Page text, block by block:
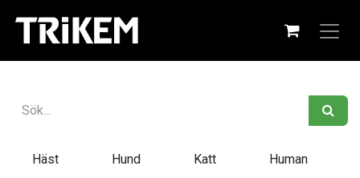
Häst Hund Katt Human